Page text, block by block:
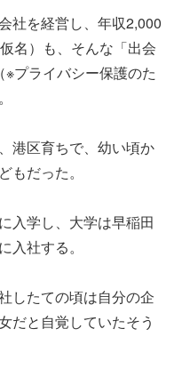
社を経営し、年収2,000
名）も、そんな「出会
プライバシー保護のた
港区育ちで、幼い頃か
もだった。
入学し、大学は早稲田
入社する。
したての頃は自分の企
だと自覚していたそう